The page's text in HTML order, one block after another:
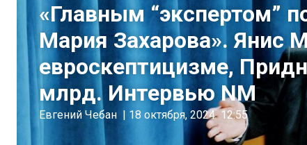
«Главным “экспертом”
Мария Захарова». Янис
евроскептицизме,
млрд. Интервью NM
Евгений Чебан | 18 октября, 2024 12:55